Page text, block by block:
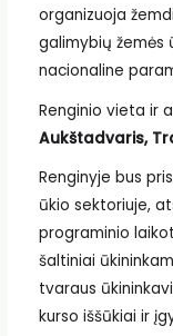
organizuoja
galimybių žemės
nacionaline
Renginio vieta ir
Aukštadvaris,
Renginyje bus
ūkio sektoriuje,
programinio
šaltiniai
tvaraus
kurso iššūkiai ir